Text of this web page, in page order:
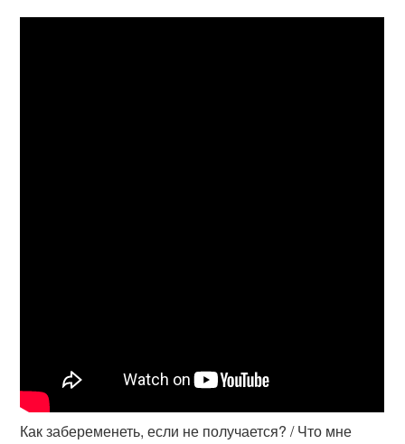
Как забеременеть, если не получается? / Что мне